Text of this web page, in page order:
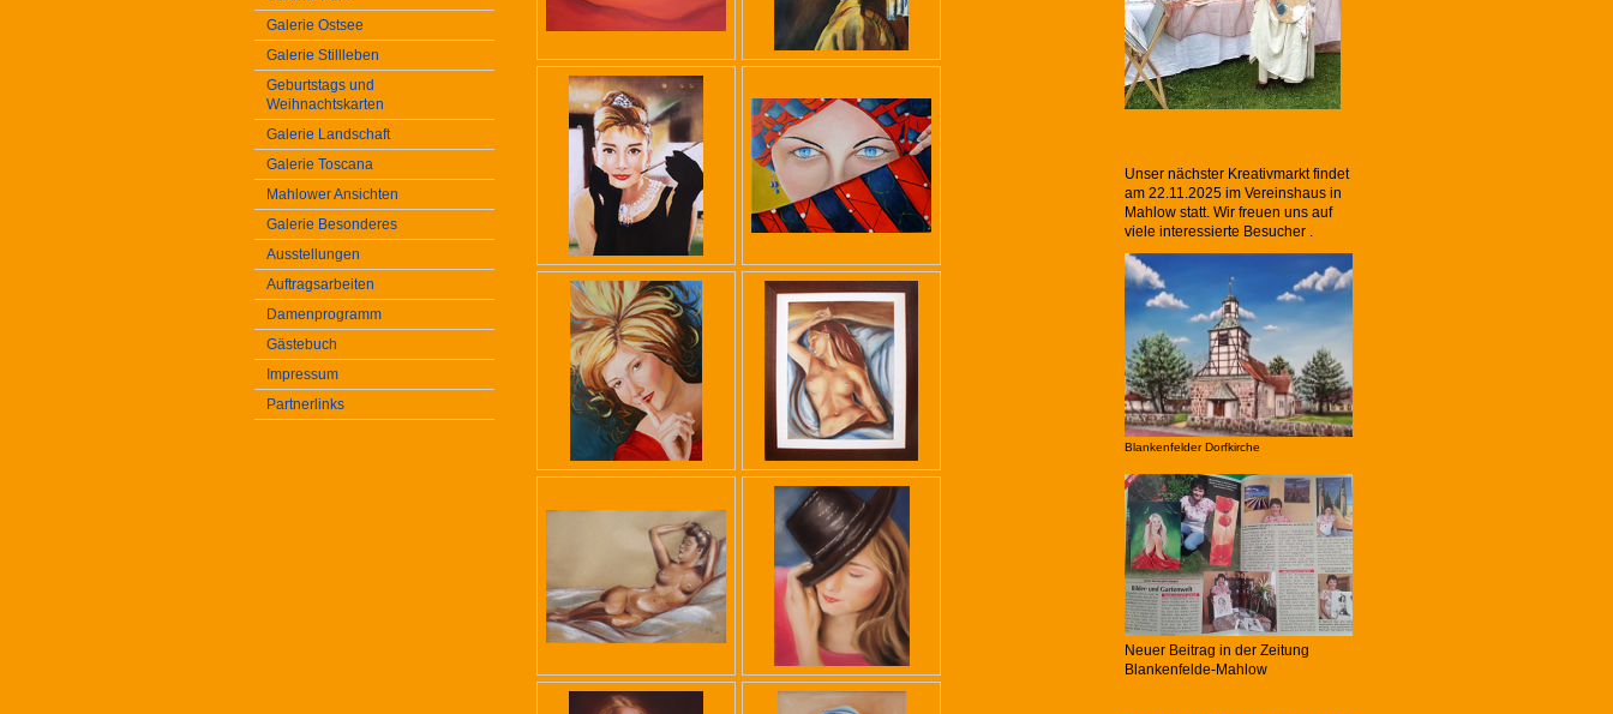
Galerie Ostsee
Galerie Stillleben
Geburtstags und
Weihnachtskarten
Galerie Landschaft
Galerie Toscana
Mahlower Ansichten
Galerie Besonderes
Ausstellungen
Auftragsarbeiten
Damenprogramm
Gästebuch
Impressum
Partnerlinks
Unser nächster Kreativmarkt findet
am 22.11.2025 im Vereinshaus in
Mahlow statt. Wir freuen uns auf
viele interessierte Besucher .
Blankenfelder Dorfkirche
Neuer Beitrag in der Zeitung
Blankenfelde-Mahlow